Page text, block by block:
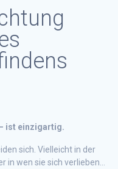
ist einzigartig.
sich. Vielleicht in der
in wen sie sich verlieben…